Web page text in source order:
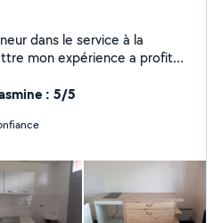
dans le service à la
mon expérience a profit
: 5/5